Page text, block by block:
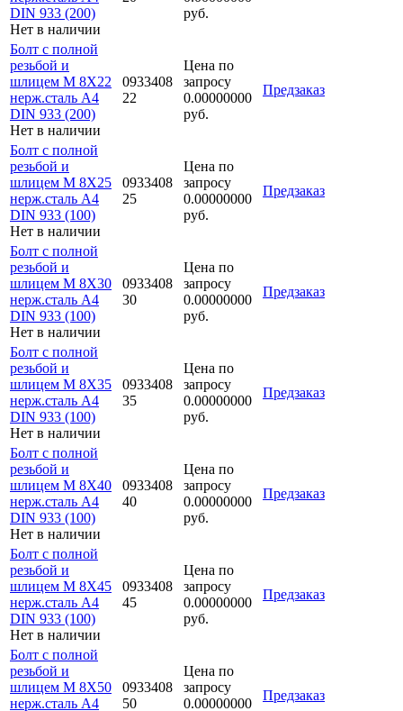
DIN 933 (200)
Нет в наличии
руб.
Болт с полной
резьбой и
шлицем M 8Х22
нерж.сталь A4
DIN 933 (200)
Нет в наличии
0933408
22
Цена по
запросу
0.00000000
руб.
Предзаказ
Болт с полной
резьбой и
шлицем M 8Х25
нерж.сталь A4
DIN 933 (100)
Нет в наличии
0933408
25
Цена по
запросу
0.00000000
руб.
Предзаказ
Болт с полной
резьбой и
шлицем M 8Х30
нерж.сталь A4
DIN 933 (100)
Нет в наличии
0933408
30
Цена по
запросу
0.00000000
руб.
Предзаказ
Болт с полной
резьбой и
шлицем M 8Х35
нерж.сталь A4
DIN 933 (100)
Нет в наличии
0933408
35
Цена по
запросу
0.00000000
руб.
Предзаказ
Болт с полной
резьбой и
шлицем M 8Х40
нерж.сталь A4
DIN 933 (100)
Нет в наличии
0933408
40
Цена по
запросу
0.00000000
руб.
Предзаказ
Болт с полной
резьбой и
шлицем M 8Х45
нерж.сталь A4
DIN 933 (100)
Нет в наличии
0933408
45
Цена по
запросу
0.00000000
руб.
Предзаказ
Болт с полной
резьбой и
шлицем M 8Х50
нерж.сталь A4
0933408
50
Цена по
запросу
0.00000000
Предзаказ